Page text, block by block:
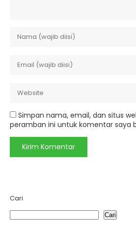
Simpan nama, email, dan situs
peramban ini untuk komentar saya
Cari
Cari